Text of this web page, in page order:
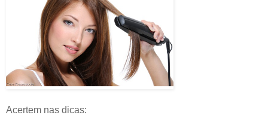
Acertem nas dicas: